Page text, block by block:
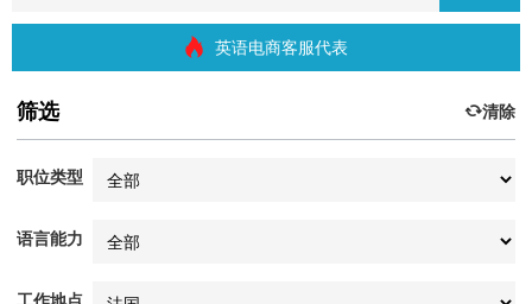
英语电商客服代表
筛选 清除
职位类型
语言能力